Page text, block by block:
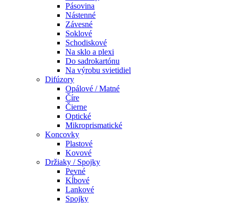
Pásovina
Nástenné
Závesné
Soklové
Schodiskové
Na sklo a plexi
Do sadrokartónu
Na výrobu svietidiel
Difúzory
Opálové / Matné
Číre
Čierne
Optické
Mikroprismatické
Koncovky
Plastové
Kovové
Držiaky / Spojky
Pevné
Kĺbové
Lankové
Spojky